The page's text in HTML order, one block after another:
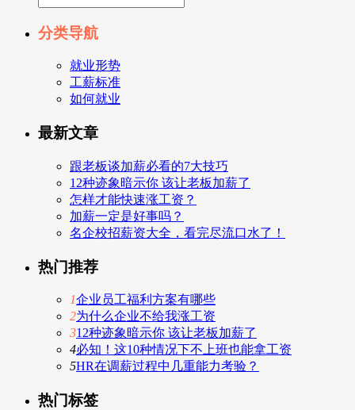
分类导航
就业形势
工薪标准
如何就业
最新文章
跟老板谈加薪必看的7大技巧
12种迹象暗示你 该让老板加薪了
怎样才能快速涨工资？
加薪一定是好事吗？
名企校招薪资大全，看完尽流口水了！
热门推荐
1企业员工福利方案有哪些
2为什么企业不给我涨工资
312种迹象暗示你 该让老板加薪了
4必知！这10种情况下不上班也能拿工资
5HR在调薪过程中几重能力考验？
热门标签